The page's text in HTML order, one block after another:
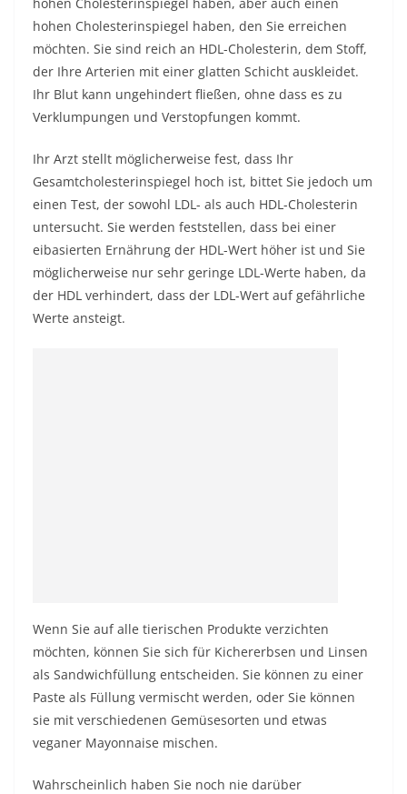
hohen Cholesterinspiegel haben, den Sie erreichen
möchten. Sie sind reich an HDL-Cholesterin, dem Stoff,
der Ihre Arterien mit einer glatten Schicht auskleidet.
Ihr Blut kann ungehindert fließen, ohne dass es zu
Verklumpungen und Verstopfungen kommt.
Ihr Arzt stellt möglicherweise fest, dass Ihr
Gesamtcholesterinspiegel hoch ist, bittet Sie jedoch um
einen Test, der sowohl LDL- als auch HDL-Cholesterin
untersucht. Sie werden feststellen, dass bei einer
eibasierten Ernährung der HDL-Wert höher ist und Sie
möglicherweise nur sehr geringe LDL-Werte haben, da
der HDL verhindert, dass der LDL-Wert auf gefährliche
Werte ansteigt.
Wenn Sie auf alle tierischen Produkte verzichten
möchten, können Sie sich für Kichererbsen und Linsen
als Sandwichfüllung entscheiden. Sie können zu einer
Paste als Füllung vermischt werden, oder Sie können
sie mit verschiedenen Gemüsesorten und etwas
veganer Mayonnaise mischen.
Wahrscheinlich haben Sie noch nie darüber